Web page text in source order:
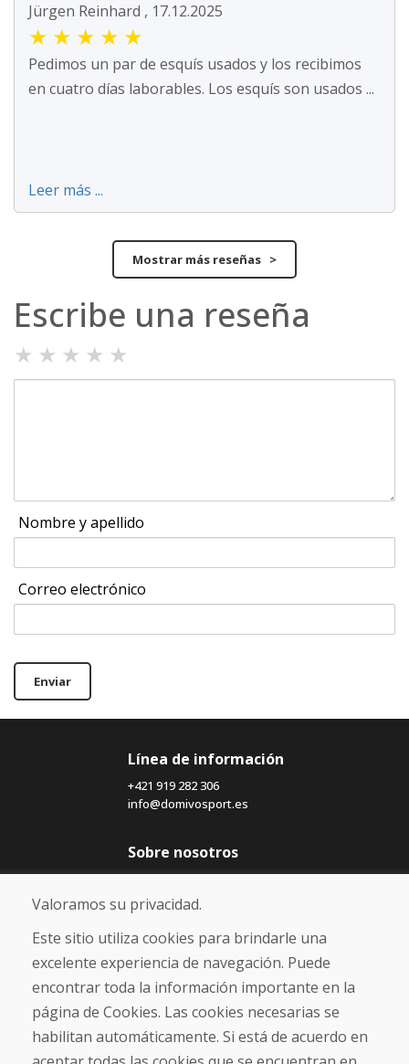
Jürgen Reinhard , 17.12.2025
★ ★ ★ ★ ★
Pedimos un par de esquís usados y los recibimos
en cuatro días laborables. Los esquís son usados ...
Leer más ...
Mostrar más reseñas >
Escribe una reseña
★ ★ ★ ★ ★
Nombre y apellido
Correo electrónico
Enviar
Línea de información
+421 919 282 306
info@domivosport.es
Sobre nosotros
Blog
Sobre nosotros
Comercio
Contacto
Compra
Tienda electrónica
Envío y pago
Valoramos su privacidad.
Este sitio utiliza cookies para brindarle una
excelente experiencia de navegación. Puede
encontrar toda la información importante en la
página de Cookies. Las cookies necesarias se
habilitan automáticamente. Si está de acuerdo en